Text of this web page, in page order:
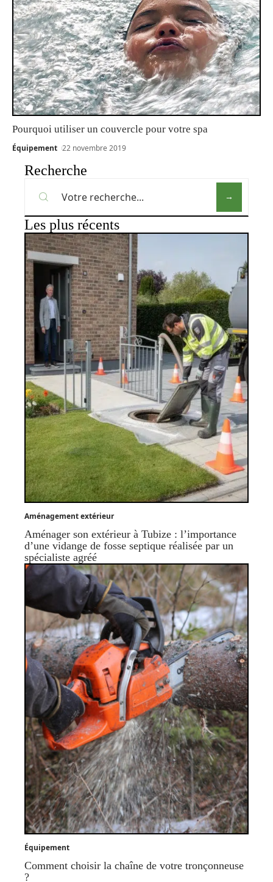
Pourquoi utiliser un couvercle pour votre spa
Équipement 22 novembre 2019
Recherche
Les plus récents
Aménagement extérieur
Aménager son extérieur à Tubize : l’importance
d’une vidange de fosse septique réalisée par un
spécialiste agréé
Équipement
Comment choisir la chaîne de votre tronçonneuse
?